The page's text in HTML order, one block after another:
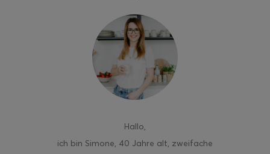
Hallo,
ich bin Simone, 40 Jahre alt, zweifache